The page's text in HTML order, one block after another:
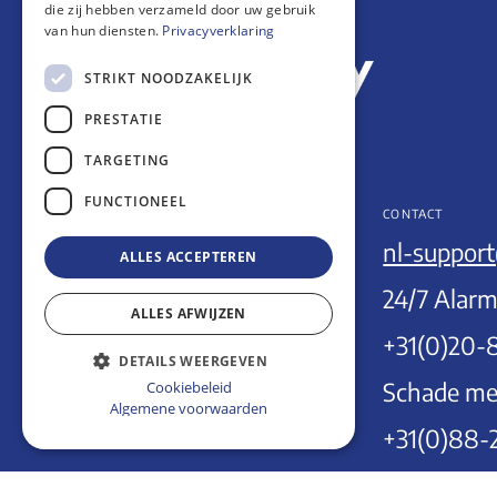
Footer
Home
INFORMATIE
Veelgestelde vragen
Algemene voorwaarden
Privacyverklaring
Verzekeringsvoorwaarden
CONTACT
nl-
24/7
+31(0)20-
Schade
die zij hebben verzameld door uw gebruik
van hun diensten. Privacyverklaring
STRIKT NOODZAKELIJK
PRESTATIE
TARGETING
FUNCTIONEEL
ALLES ACCEPTEREN
ALLES AFWIJZEN
DETAILS WEERGEVEN
Cookiebeleid
Algemene voorwaarden